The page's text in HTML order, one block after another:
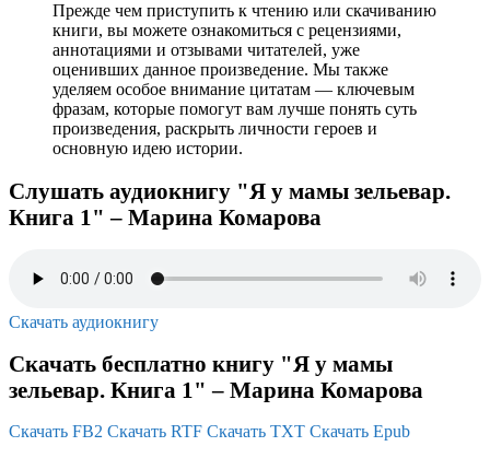
Прежде чем приступить к чтению или скачиванию
книги, вы можете ознакомиться с рецензиями,
аннотациями и отзывами читателей, уже
оценивших данное произведение. Мы также
уделяем особое внимание цитатам — ключевым
фразам, которые помогут вам лучше понять суть
произведения, раскрыть личности героев и
основную идею истории.
Слушать аудиокнигу "Я у мамы зельевар.
Книга 1" – Марина Комарова
Скачать аудиокнигу
Скачать бесплатно книгу "Я у мамы
зельевар. Книга 1" – Марина Комарова
Скачать FB2 Скачать RTF Скачать TXT Скачать Epub